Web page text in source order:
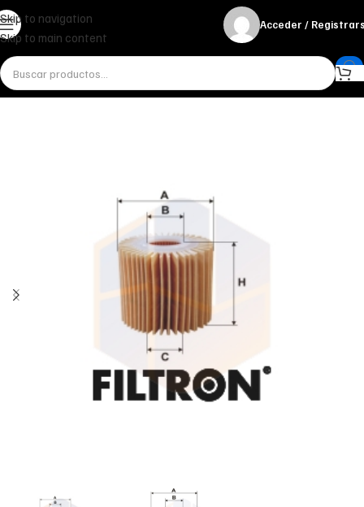
Skip to navigation
Skip to main content
Acceder /
InicioMiscelánea - otrosOtrosFILTRO DE ACEITE OE 685/5 FILTRON